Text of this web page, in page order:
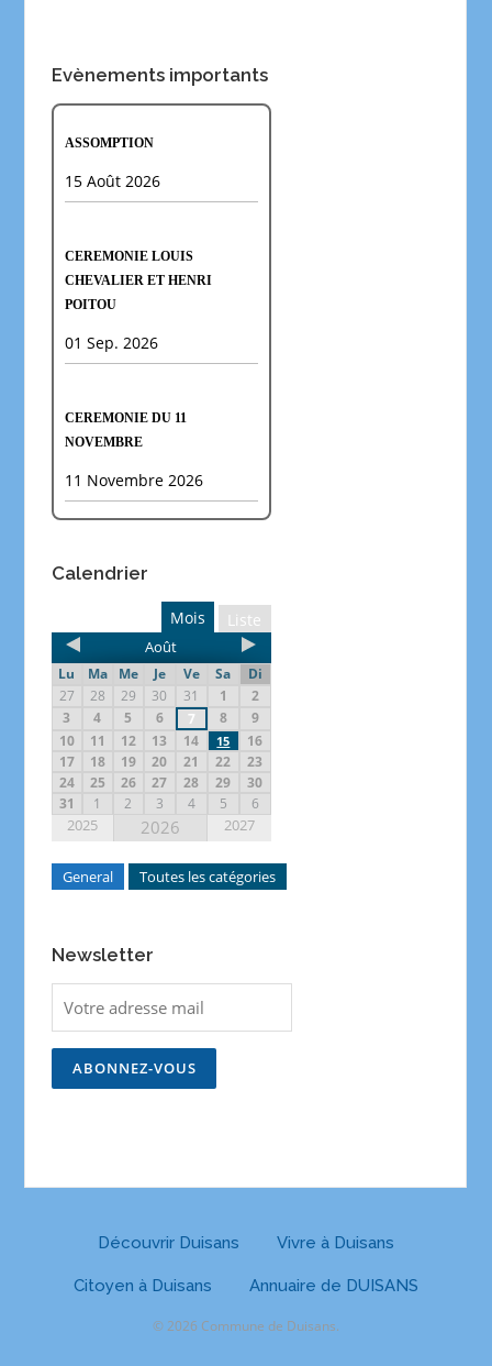
Evènements importants
ASSOMPTION
15 Août 2026
CEREMONIE LOUIS
CHEVALIER ET HENRI
POITOU
01 Sep. 2026
CEREMONIE DU 11
NOVEMBRE
11 Novembre 2026
Calendrier
Liste
Mois
Août
Lu Ma Me Je Ve Sa
Di
27
28 29 30 31 1
2
3
4 5 6 7 8
9
10
11 12 13 14 15
16
17
18 19 20 21 22
23
24
25 26 27 28 29
30
31
1 2 3 4 5 6
2025 2026 2027
General Toutes les catégories
Newsletter
Découvrir Duisans Vivre à Duisans
Citoyen à Duisans Annuaire de DUISANS
© 2026 Commune de Duisans.